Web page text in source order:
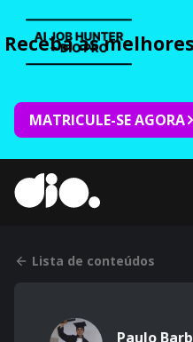
Receba as
MATRICULE-SE AGORA
Lista de conteúdos
Paulo